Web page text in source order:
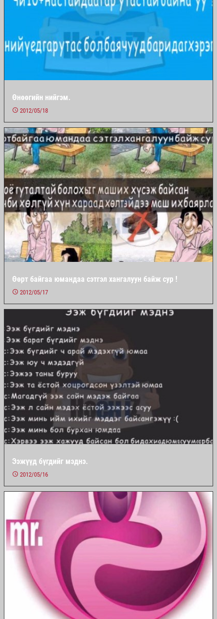
Өнөөгийн нийгэм.
2012/05/18
Өөрт байгаа юмандаа сэтгэл хангалуун байж сур !
2012/05/17
Ээжүүд бүгдийг мэднэ.
2012/05/16